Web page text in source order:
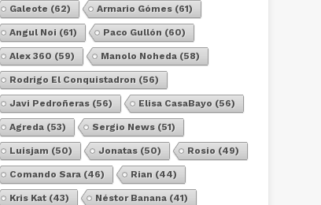
Galeote (62) Armario Gómes (61)
Angul Noi (61) Paco Gullón (60)
Alex 360 (59) Manolo Noheda (58)
Rodrigo El Conquistadron (56)
Javi Pedroñeras (56) Elisa CasaBayo (56)
Agreda (53) Sergio News (51)
Luisjam (50) Jonatas (50) Rosio (49)
Comando Sara (46) Rian (44)
Kris Kat (43) Néstor Banana (41)